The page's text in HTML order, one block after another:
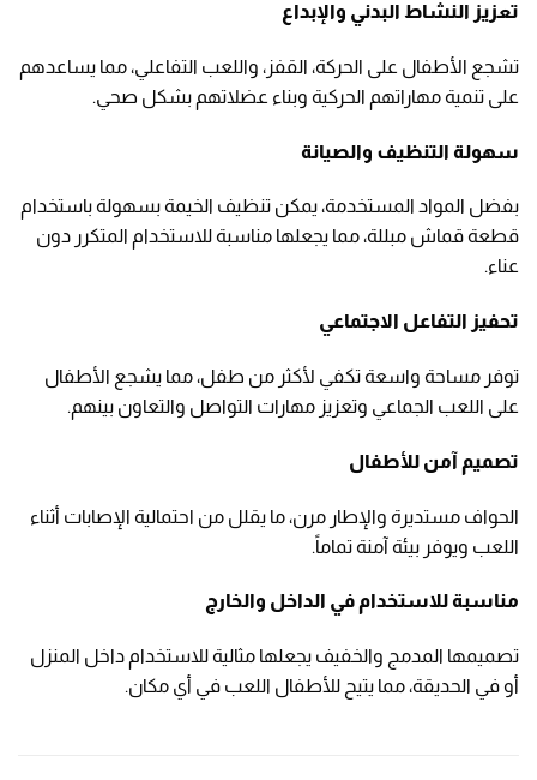
تعزيز النشاط البدني والإبداع
تشجع الأطفال على الحركة، القفز، واللعب التفاعلي، مما يساعدهم
على تنمية مهاراتهم الحركية وبناء عضلاتهم بشكل صحي.
سهولة التنظيف والصيانة
بفضل المواد المستخدمة، يمكن تنظيف الخيمة بسهولة باستخدام
قطعة قماش مبللة، مما يجعلها مناسبة للاستخدام المتكرر دون
عناء.
تحفيز التفاعل الاجتماعي
توفر مساحة واسعة تكفي لأكثر من طفل، مما يشجع الأطفال
على اللعب الجماعي وتعزيز مهارات التواصل والتعاون بينهم.
تصميم آمن للأطفال
الحواف مستديرة والإطار مرن، ما يقلل من احتمالية الإصابات أثناء
اللعب ويوفر بيئة آمنة تماماً.
مناسبة للاستخدام في الداخل والخارج
تصميمها المدمج والخفيف يجعلها مثالية للاستخدام داخل المنزل
أو في الحديقة، مما يتيح للأطفال اللعب في أي مكان.